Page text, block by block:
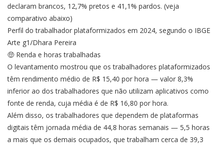
declaram brancos, 12,7% pretos e 41,1% pardos. (veja
comparativo abaixo)
Perfil do trabalhador plataformizados em 2024, segundo o IBGE
Arte g1/Dhara Pereira
🤑 Renda e horas trabalhadas
O levantamento mostrou que os trabalhadores plataformizados
têm rendimento médio de R$ 15,40 por hora — valor 8,3%
inferior ao dos trabalhadores que não utilizam aplicativos como
fonte de renda, cuja média é de R$ 16,80 por hora.
Além disso, os trabalhadores que dependem de plataformas
digitais têm jornada média de 44,8 horas semanais — 5,5 horas
a mais que os demais ocupados, que trabalham cerca de 39,3